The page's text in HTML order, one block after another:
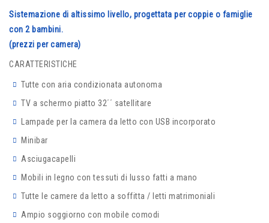
Sistemazione di altissimo livello, progettata per coppie o famiglie
con 2 bambini.
(prezzi per camera)
CARATTERISTICHE
Tutte con aria condizionata autonoma
TV a schermo piatto 32΄΄ satellitare
Lampade per la camera da letto con USB incorporato
Minibar
Asciugacapelli
Mobili in legno con tessuti di lusso fatti a mano
Tutte le camere da letto a soffitta / letti matrimoniali
Ampio soggiorno con mobile comodi